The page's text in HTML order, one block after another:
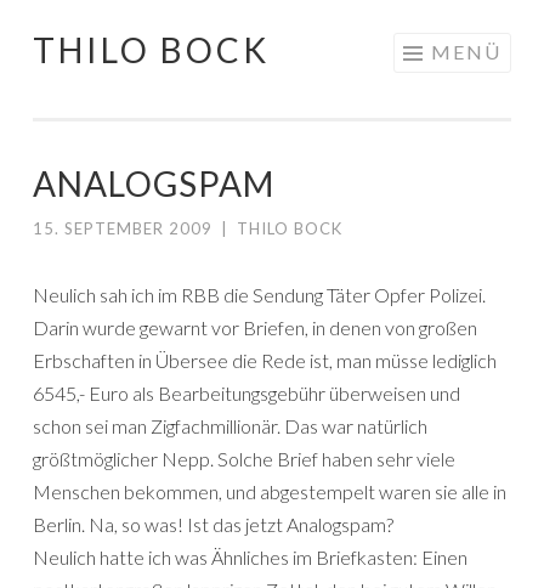
Springe
THILO BOCK MENÜ
ANALOGSPAM
15. SEPTEMBER 2009 THILO BOCK
Neulich sah ich im RBB die Sendung Täter Opfer Polizei.
Darin wurde gewarnt vor Briefen, in denen von großen
Erbschaften in Übersee die Rede ist, man müsse lediglich
6545,- Euro als Bearbeitungsgebühr überweisen und
schon sei man Zigfachmillionär. Das war natürlich
größtmöglicher Nepp. Solche Brief haben sehr viele
Menschen bekommen, und abgestempelt waren sie alle in
Berlin. Na, so was! Ist das jetzt Analogspam?
Neulich hatte ich was Ähnliches im Briefkasten: Einen